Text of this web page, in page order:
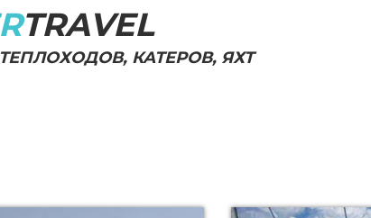
TRAVEL
КАТЕРОВ, ЯХТ